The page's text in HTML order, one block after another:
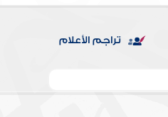
تراجم الأعلام